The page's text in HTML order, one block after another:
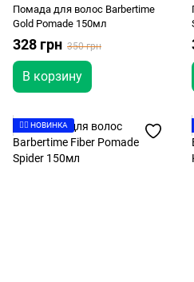
Помада для волос Barbertime
Gold Pomade 150мл
328 грн 350 грн
В корзину
👉🏻 НОВИНКА